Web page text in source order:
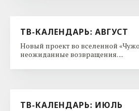
ТВ-КАЛЕНДАРЬ: АВГУСТ
Новый проект во вселенной
неожиданные возвращения. ...
ТВ-КАЛЕНДАРЬ: ИЮЛЬ